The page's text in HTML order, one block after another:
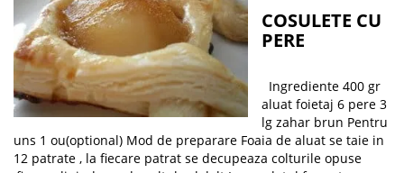
COSULETE CU
PERE
Ingrediente 400 gr
aluat foietaj 6 pere 3
lg zahar brun Pentru
uns 1 ou(optional) Mod de preparare Foaia de aluat se taie in
12 patrate , la fiecare patrat se decupeaza colturile opuse